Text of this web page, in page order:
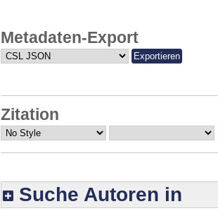
Metadaten-Export
Zitation
Suche Autoren in